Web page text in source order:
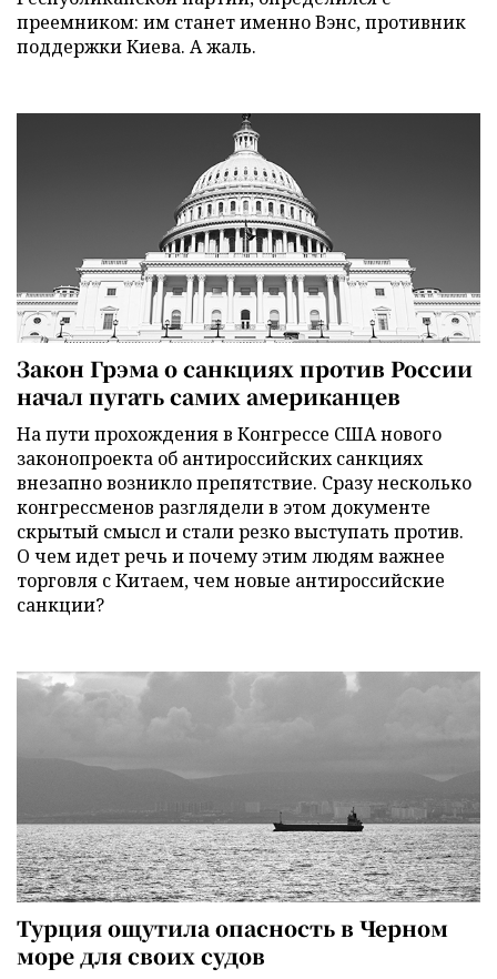
преемником: им станет именно Вэнс, противник
поддержки Киева. А жаль.
Закон Грэма о санкциях против России
начал пугать самих американцев
На пути прохождения в Конгрессе США нового
законопроекта об антироссийских санкциях
внезапно возникло препятствие. Сразу несколько
конгрессменов разглядели в этом документе
скрытый смысл и стали резко выступать против.
О чем идет речь и почему этим людям важнее
торговля с Китаем, чем новые антироссийские
санкции?
Турция ощутила опасность в Черном
море для своих судов